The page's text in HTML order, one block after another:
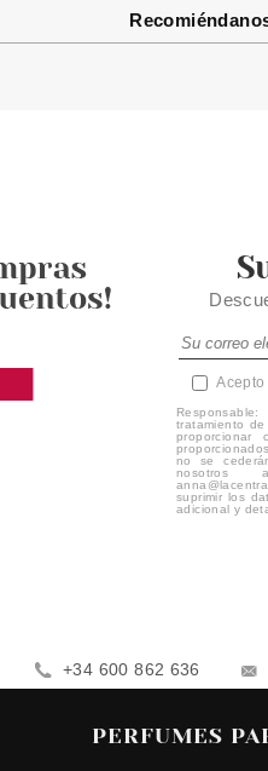
tratamiento
proporcionar
no se
nosotros
suprimir los
adicional y
+34 600 862 636
PERFUMES